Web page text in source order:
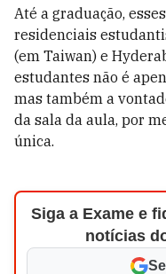
Até a graduação,
residenciais
(em Taiwan) e
estudantes não é
mas também a
da sala da aula, por
única.
Siga a Exame e
notícias